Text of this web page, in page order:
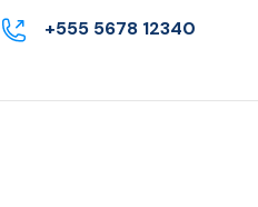
+555 5678 12340